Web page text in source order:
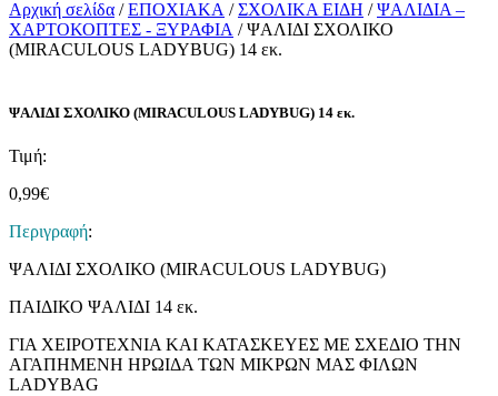
Αρχική σελίδα /ΕΠΟΧΙΑΚΑ /ΣΧΟΛΙΚΑ ΕΙΔΗ /ΨΑΛΙΔΙΑ –
ΧΑΡΤΟΚΟΠΤΕΣ - ΞΥΡΑΦΙΑ / ΨΑΛΙΔΙ ΣΧΟΛΙΚΟ
(MIRACULOUS LADYBUG) 14 εκ.
ΨΑΛΙΔΙ ΣΧΟΛΙΚΟ (MIRACULOUS LADYBUG) 14 εκ.
Τιμή:
0,99€
Περιγραφή:
ΨΑΛΙΔΙ ΣΧΟΛΙΚΟ (MIRACULOUS LADYBUG)
ΠΑΙΔΙΚΟ ΨΑΛΙΔΙ 14 εκ.
ΓΙΑ ΧΕΙΡΟΤΕΧΝΙΑ ΚΑΙ ΚΑΤΑΣΚΕΥΕΣ ΜΕ ΣΧΕΔΙΟ ΤΗΝ
ΑΓΑΠΗΜΕΝΗ ΗΡΩΙΔΑ ΤΩΝ ΜΙΚΡΩΝ ΜΑΣ ΦΙΛΩΝ
LADYBAG